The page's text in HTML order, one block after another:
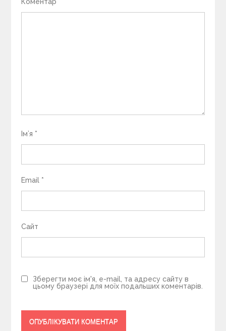
Ім’я *
Email *
Сайт
Зберегти моє ім'я, e-mail, та адресу сайту в
цьому браузері для моїх подальших коментарів.